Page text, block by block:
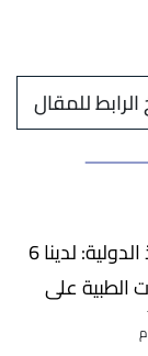
للمقال
مدير بلجنة الإنقاذ الدولية: لدينا 6
الطبية على
غزة منذ 4 أشهر جاهزة